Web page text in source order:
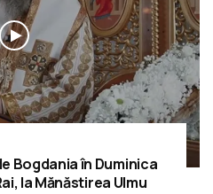
Bogdania în Duminica
la Mănăstirea Ulmu